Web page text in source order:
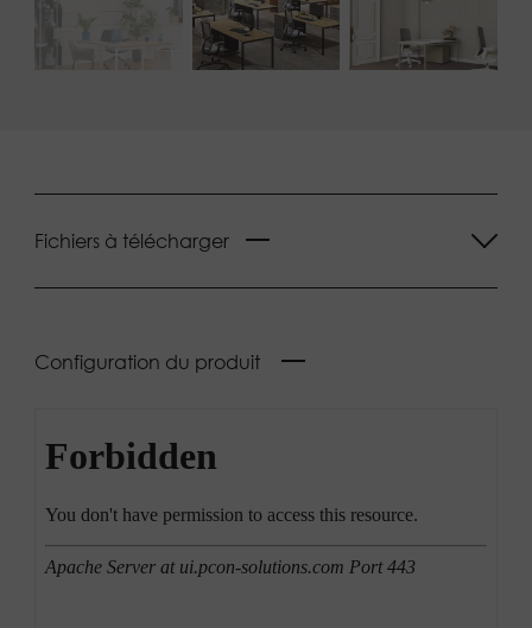
Fichiers à télécharger
Configuration du produit